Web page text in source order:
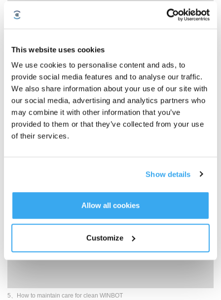
This website uses cookies
We use cookies to personalise content and ads, to
provide social media features and to analyse our traffic.
We also share information about your use of our site with
our social media, advertising and analytics partners who
may combine it with other information that you’ve
provided to them or that they’ve collected from your use
of their services.
Show details
Allow all cookies
Customize
3、Binding APP Guidance
5、How to maintain care for clean WINBOT